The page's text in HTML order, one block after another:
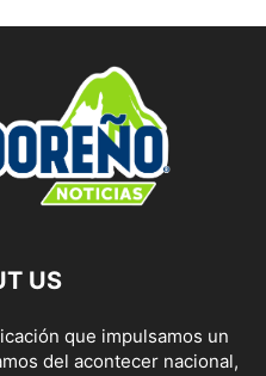
US
que impulsamos un
del acontecer nacional,